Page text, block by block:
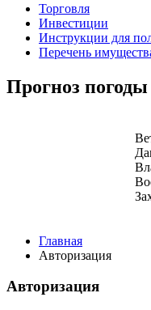
Торговля
Инвестиции
Инструкции для
Перечень
Прогноз погоды
Главная
Авторизация
Авторизация